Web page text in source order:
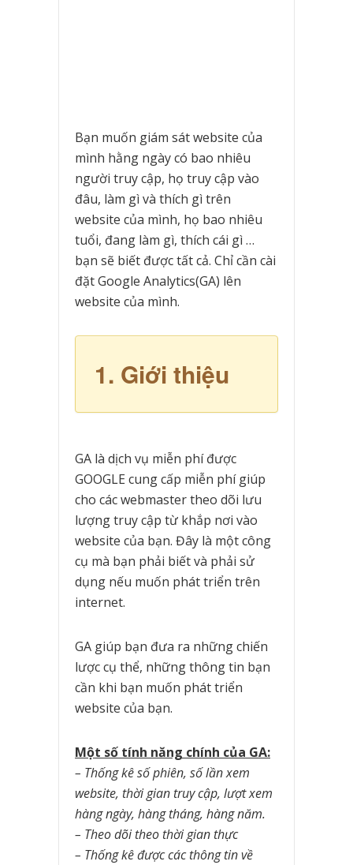
Bạn muốn giám sát website của
mình hằng ngày có bao nhiêu
người truy cập, họ truy cập vào
đâu, làm gì và thích gì trên
website của mình, họ bao nhiêu
tuổi, đang làm gì, thích cái gì …
bạn sẽ biết được tất cả. Chỉ cần cài
đặt Google Analytics(GA) lên
website của mình.
1. Giới thiệu
GA là dịch vụ miễn phí được
GOOGLE cung cấp miễn phí giúp
cho các webmaster theo dõi lưu
lượng truy cập từ khắp nơi vào
website của bạn. Đây là một công
cụ mà bạn phải biết và phải sử
dụng nếu muốn phát triển trên
internet.
GA giúp bạn đưa ra những chiến
lược cụ thể, những thông tin bạn
cần khi bạn muốn phát triển
website của bạn.
Một số tính năng chính của GA:
– Thống kê số phiên, số lần xem
website, thời gian truy cập, lượt xem
hàng ngày, hàng tháng, hàng năm.
– Theo dõi theo thời gian thực
– Thống kê được các thông tin về